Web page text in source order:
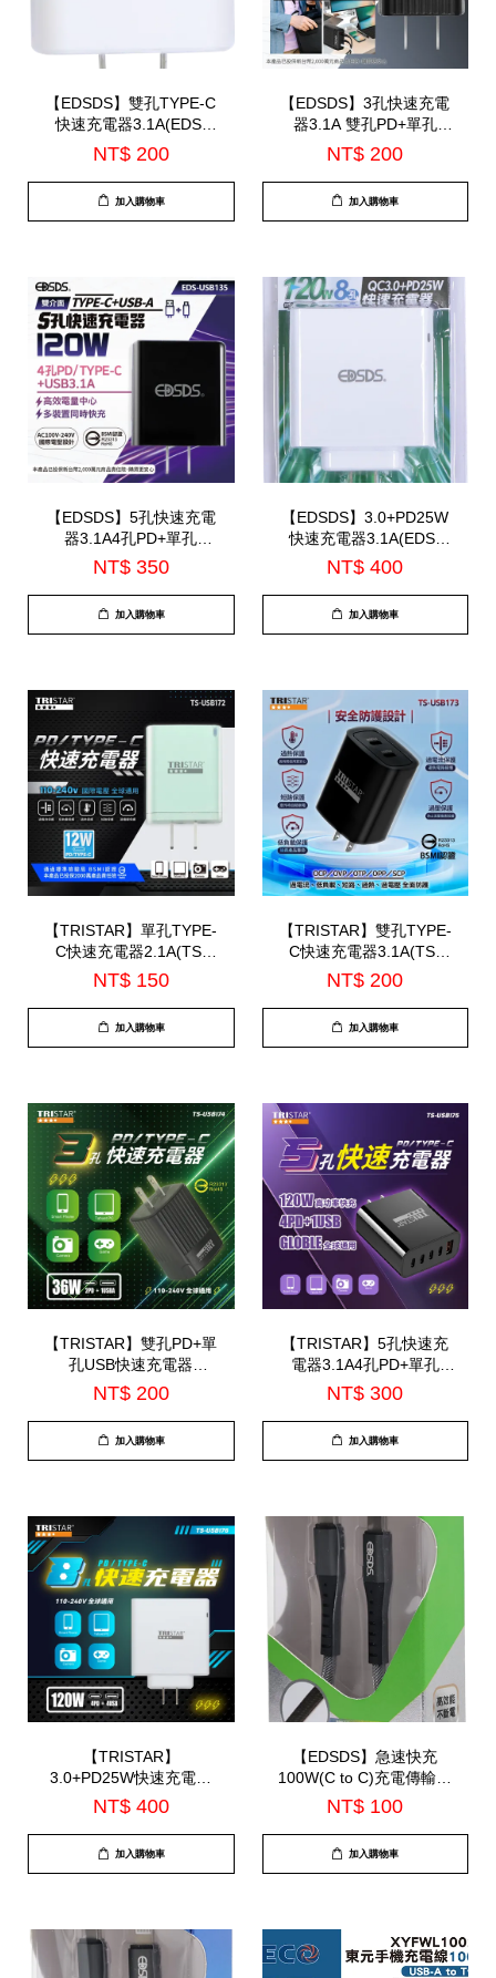
【EDSDS】雙孔TYPE-C
快速充電器3.1A(EDS-
USB133)
NT$ 200
加入購物車
【EDSDS】3孔快速充電
器3.1A 雙孔PD+單孔
USB(EDS-USB134)
NT$ 200
加入購物車
【EDSDS】5孔快速充電
器3.1A4孔PD+單孔
USB(EDS-USB135)
NT$ 350
加入購物車
【EDSDS】3.0+PD25W
快速充電器3.1A(EDS-
USB136)
NT$ 400
加入購物車
【TRISTAR】單孔TYPE-
C快速充電器2.1A(TS-
USB172)
NT$ 150
加入購物車
【TRISTAR】雙孔TYPE-
C快速充電器3.1A(TS-
USB173)
NT$ 200
加入購物車
【TRISTAR】雙孔PD+單
孔USB快速充電器
3.1A(TS-USB174)
NT$ 200
加入購物車
【TRISTAR】5孔快速充
電器3.1A4孔PD+單孔
USB(TS-USB175)
NT$ 300
加入購物車
【TRISTAR】
3.0+PD25W快速充電器
3.1A(TS-USB176)
NT$ 400
加入購物車
【EDSDS】急速快充
100W(C to C)充電傳輸線
120cm(EDS-J933)
NT$ 100
加入購物車